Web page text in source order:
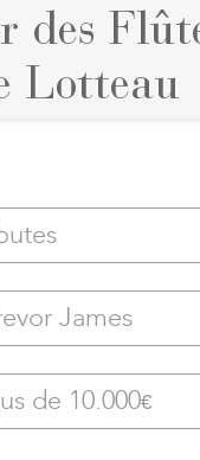
des
Lotteau
James
de 10.000€